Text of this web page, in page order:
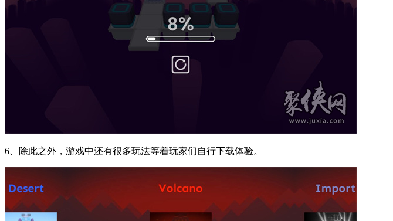
6、除此之外，游戏中还有很多玩法等着玩家们自行下载体验。